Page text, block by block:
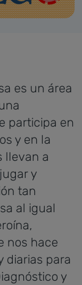
es un área
participa en
y en la
llevan a
y
tan
al igual
nos hace
diarias para
y